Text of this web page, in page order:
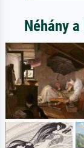
Néhány